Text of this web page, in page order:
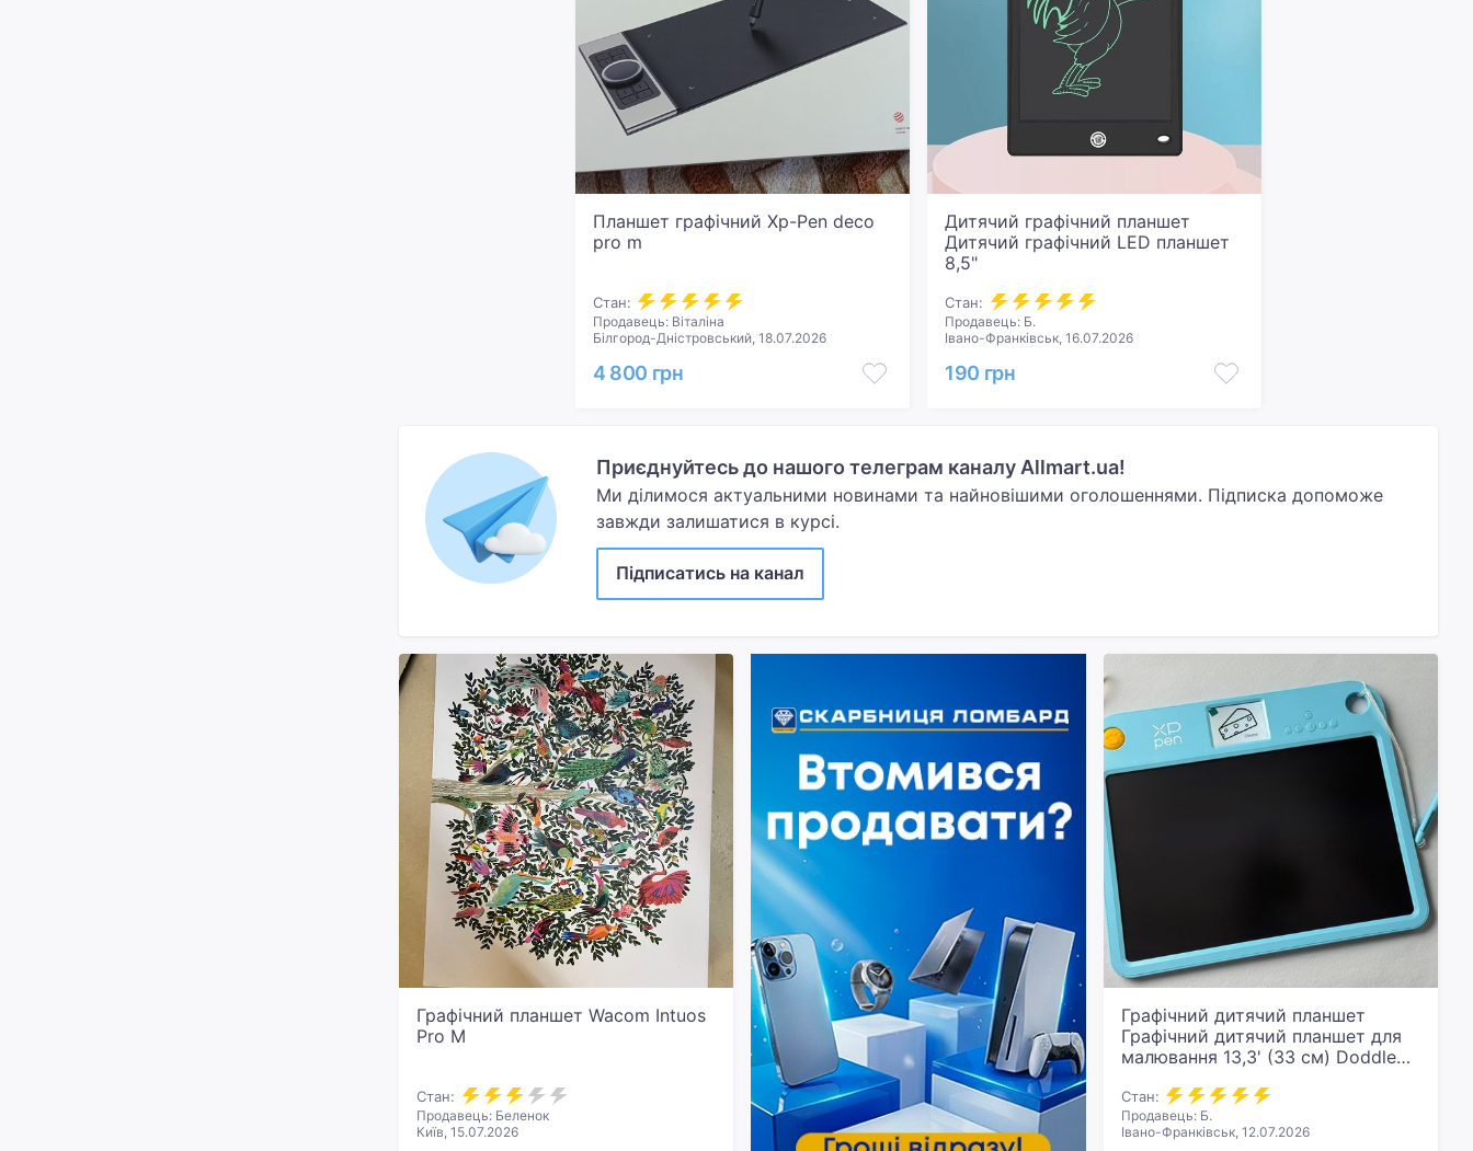
Планшет графічний Xp-Pen deco
pro m
Стан:
Продавець: Віталіна
Білгород-Дністровський, 18.07.2026
4 800 грн
Дитячий графічний планшет
Дитячий графічний LED планшет
8,5"
Стан:
Продавець: Б.
Івано-Франківськ, 16.07.2026
190 грн
Графічний планшет Wacom Intuos
Pro M
Стан:
Продавець: Беленок
Київ, 15.07.2026
Графічний дитячий планшет
Графічний дитячий планшет для
малювання 13,3' (33 см) Doddle
Стан:
Продавець: Б.
Івано-Франківськ, 12.07.2026
Приєднуйтесь до нашого телеграм каналу Allmart.ua!
Ми ділимося актуальними новинами та найновішими оголошеннями. Підписка допоможе
завжди залишатися в курсі.
Підписатись на канал